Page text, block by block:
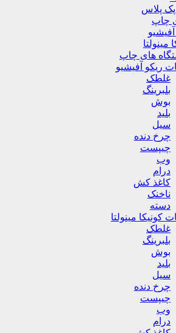
پک پلاس
چاپ
مینولتا
های چاپ
ریکو آفیشیو
غلطک
بلبرینگ
بوش
بلید
سیل
چرخ دنده
چیپست
وب
درام
کاغذ کش
ناخنک
دسته
کونیکا مینولتا
غلطک
بلبرینگ
بوش
بلید
سیل
چرخ دنده
چیپست
وب
درام